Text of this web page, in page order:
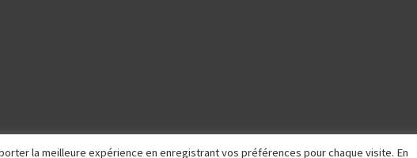
la meilleure expérience en enregistrant vos préférences pour chaque visite. En